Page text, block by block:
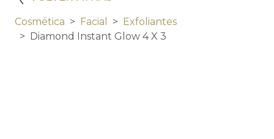
Cosmética Facial
Exfoliantes
Diamond Instant Glow 4 X 3